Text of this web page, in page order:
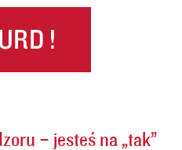
– jesteś na „tak”